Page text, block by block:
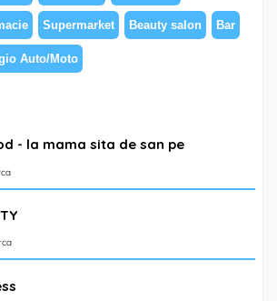
Supermarket Beauty salon Bar
Auto/Moto
- la mama sita de san pe